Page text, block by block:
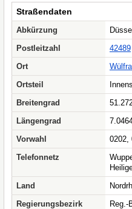
Straßendaten
Abkürzung
Postleitzahl
42489
Ort
Ortsteil
Breitengrad
Längengrad
Vorwahl
0202,
Telefonnetz
Land
Regierungsbezirk
Reg.-